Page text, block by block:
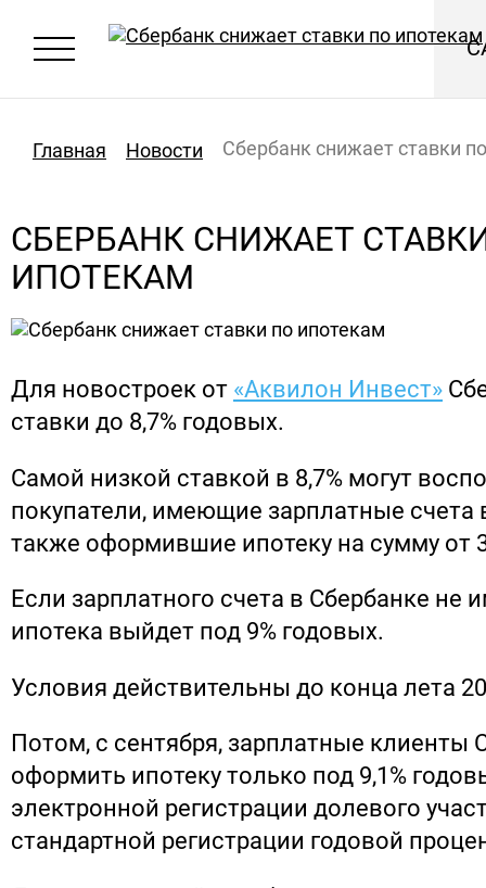
Главная Новости Сбербанк снижает ставки
СБЕРБАНК СНИЖАЕТ
ИПОТЕКАМ
Для новостроек от «Аквилон Инвест»
ставки до 8,7% годовых.
Самой низкой ставкой в 8,7% могут
покупатели, имеющие зарплатные счета
также оформившие ипотеку на сумму от
Если зарплатного счета в Сбербанке не
ипотека выйдет под 9% годовых.
Условия действительны до конца лета
Потом, с сентября, зарплатные клиенты
оформить ипотеку только под 9,1%
электронной регистрации долевого
стандартной регистрации годовой